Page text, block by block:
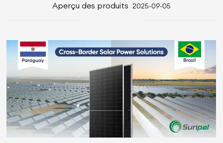
Aperçu des produits 2025-09-05